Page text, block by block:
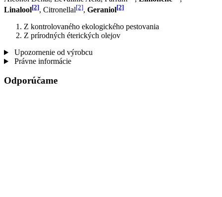
Linalool[2], Citronellal[2], Geraniol[2]
Z kontrolovaného ekologického pestovania
Z prírodných éterických olejov
Upozornenie od výrobcu
Právne informácie
Odporúčame